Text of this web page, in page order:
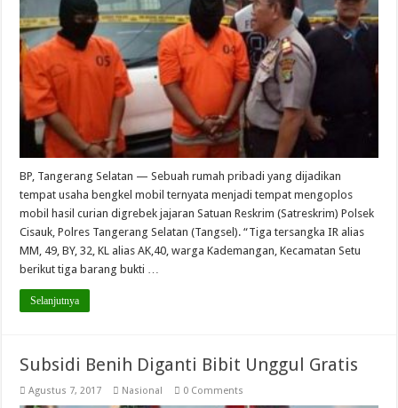
BP, Tangerang Selatan — Sebuah rumah pribadi yang dijadikan
tempat usaha bengkel mobil ternyata menjadi tempat mengoplos
mobil hasil curian digrebek jajaran Satuan Reskrim (Satreskrim) Polsek
Cisauk, Polres Tangerang Selatan (Tangsel). “Tiga tersangka IR alias
MM, 49, BY, 32, KL alias AK,40, warga Kademangan, Kecamatan Setu
berikut tiga barang bukti …
Selanjutnya
Subsidi Benih Diganti Bibit Unggul Gratis
Agustus 7, 2017 Nasional 0 Comments